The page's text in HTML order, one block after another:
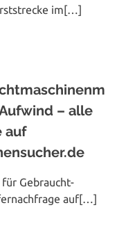
im[…]
– alle
auf
für Gebraucht­
auf[…]